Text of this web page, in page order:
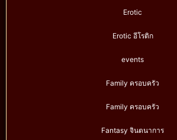
Erotic
Erotic อีโรติก
events
Family ครอบครัว
Family ครอบครัว
Fantasy จินตนาการ